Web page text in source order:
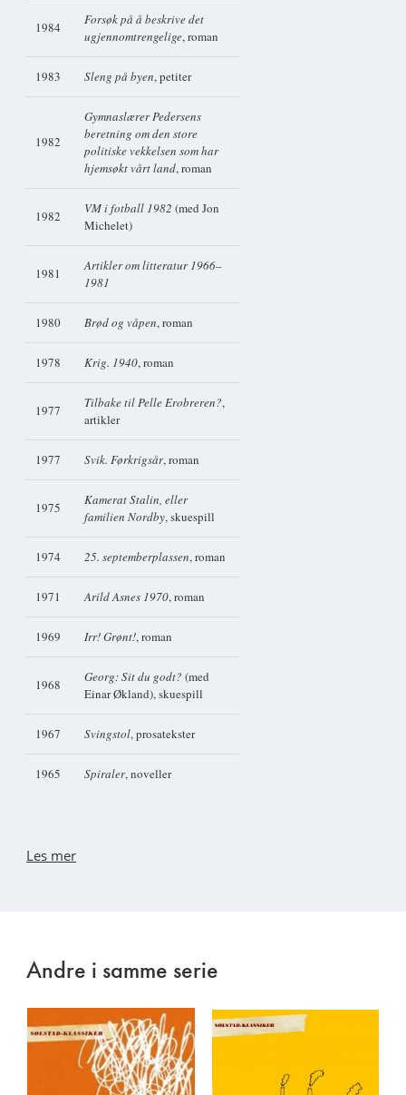
1984
Forsøk på å beskrive det
ugjennomtrengelige, roman
1983 Sleng på byen, petiter
1982
Gymnaslærer Pedersens
beretning om den store
politiske vekkelsen som har
hjemsøkt vårt land, roman
1982 VM i fotball 1982 (med Jon
Michelet)
1981
Artikler om litteratur 1966–
1981
1980 Brød og våpen, roman
1978 Krig. 1940, roman
1977 Tilbake til Pelle Erobreren?,
artikler
1977 Svik. Førkrigsår, roman
1975
Kamerat Stalin, eller
familien Nordby, skuespill
1974 25. septemberplassen, roman
1971 Arild Asnes 1970, roman
1969 Irr! Grønt!, roman
1968 Georg: Sit du godt? (med
Einar Økland), skuespill
1967 Svingstol, prosatekster
1965 Spiraler, noveller
Les mer
Andre i samme serie